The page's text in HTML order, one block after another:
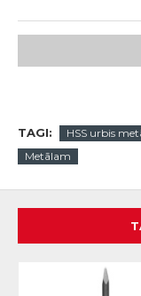
TAGI: HSS urbis
Metālam